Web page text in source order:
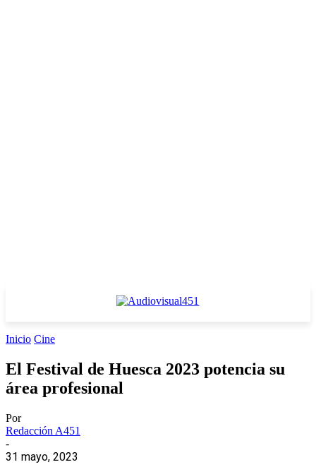
Inicio Cine
El Festival de Huesca 2023 potencia su
área profesional
Por
Redacción A451
-
31 mayo, 2023